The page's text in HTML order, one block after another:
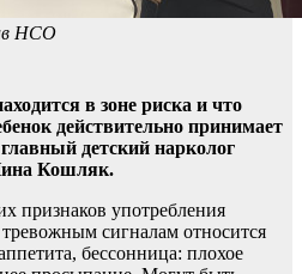
НСО
в зоне риска и что
действительно принимает
детский нарколог
Кошляк.
признаков употребления
сигналам относится
бессонница: плохое